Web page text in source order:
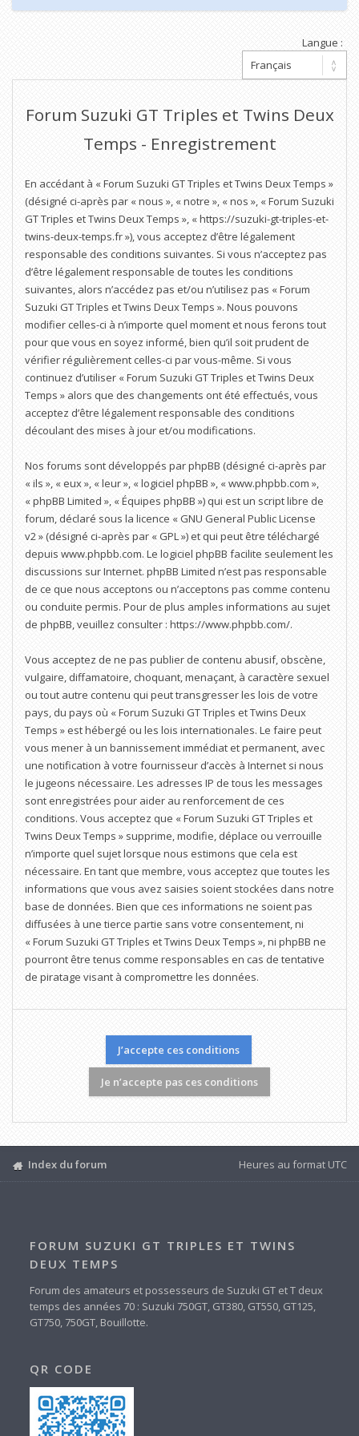
Langue :
Forum Suzuki GT Triples et Twins Deux
Temps - Enregistrement
En accédant à « Forum Suzuki GT Triples et Twins Deux Temps »
(désigné ci-après par « nous », « notre », « nos », « Forum Suzuki
GT Triples et Twins Deux Temps », « https://suzuki-gt-triples-et-
twins-deux-temps.fr »), vous acceptez d’être légalement
responsable des conditions suivantes. Si vous n’acceptez pas
d’être légalement responsable de toutes les conditions
suivantes, alors n’accédez pas et/ou n’utilisez pas « Forum
Suzuki GT Triples et Twins Deux Temps ». Nous pouvons
modifier celles-ci à n’importe quel moment et nous ferons tout
pour que vous en soyez informé, bien qu’il soit prudent de
vérifier régulièrement celles-ci par vous-même. Si vous
continuez d’utiliser « Forum Suzuki GT Triples et Twins Deux
Temps » alors que des changements ont été effectués, vous
acceptez d’être légalement responsable des conditions
découlant des mises à jour et/ou modifications.
Nos forums sont développés par phpBB (désigné ci-après par
« ils », « eux », « leur », « logiciel phpBB », « www.phpbb.com »,
« phpBB Limited », « Équipes phpBB ») qui est un script libre de
forum, déclaré sous la licence «GNU General Public License
v2» (désigné ci-après par « GPL ») et qui peut être téléchargé
depuis www.phpbb.com. Le logiciel phpBB facilite seulement les
discussions sur Internet. phpBB Limited n’est pas responsable
de ce que nous acceptons ou n’acceptons pas comme contenu
ou conduite permis. Pour de plus amples informations au sujet
de phpBB, veuillez consulter : https://www.phpbb.com/.
Vous acceptez de ne pas publier de contenu abusif, obscène,
vulgaire, diffamatoire, choquant, menaçant, à caractère sexuel
ou tout autre contenu qui peut transgresser les lois de votre
pays, du pays où « Forum Suzuki GT Triples et Twins Deux
Temps » est hébergé ou les lois internationales. Le faire peut
vous mener à un bannissement immédiat et permanent, avec
une notification à votre fournisseur d’accès à Internet si nous
le jugeons nécessaire. Les adresses IP de tous les messages
sont enregistrées pour aider au renforcement de ces
conditions. Vous acceptez que « Forum Suzuki GT Triples et
Twins Deux Temps » supprime, modifie, déplace ou verrouille
n’importe quel sujet lorsque nous estimons que cela est
nécessaire. En tant que membre, vous acceptez que toutes les
informations que vous avez saisies soient stockées dans notre
base de données. Bien que ces informations ne soient pas
diffusées à une tierce partie sans votre consentement, ni
« Forum Suzuki GT Triples et Twins Deux Temps », ni phpBB ne
pourront être tenus comme responsables en cas de tentative
de piratage visant à compromettre les données.
Index du forum Heures au format UTC
FORUM SUZUKI GT TRIPLES ET TWINS
DEUX TEMPS
Forum des amateurs et possesseurs de Suzuki GT et T deux
temps des années 70 : Suzuki 750GT, GT380, GT550, GT125,
GT750, 750GT, Bouillotte.
QR CODE